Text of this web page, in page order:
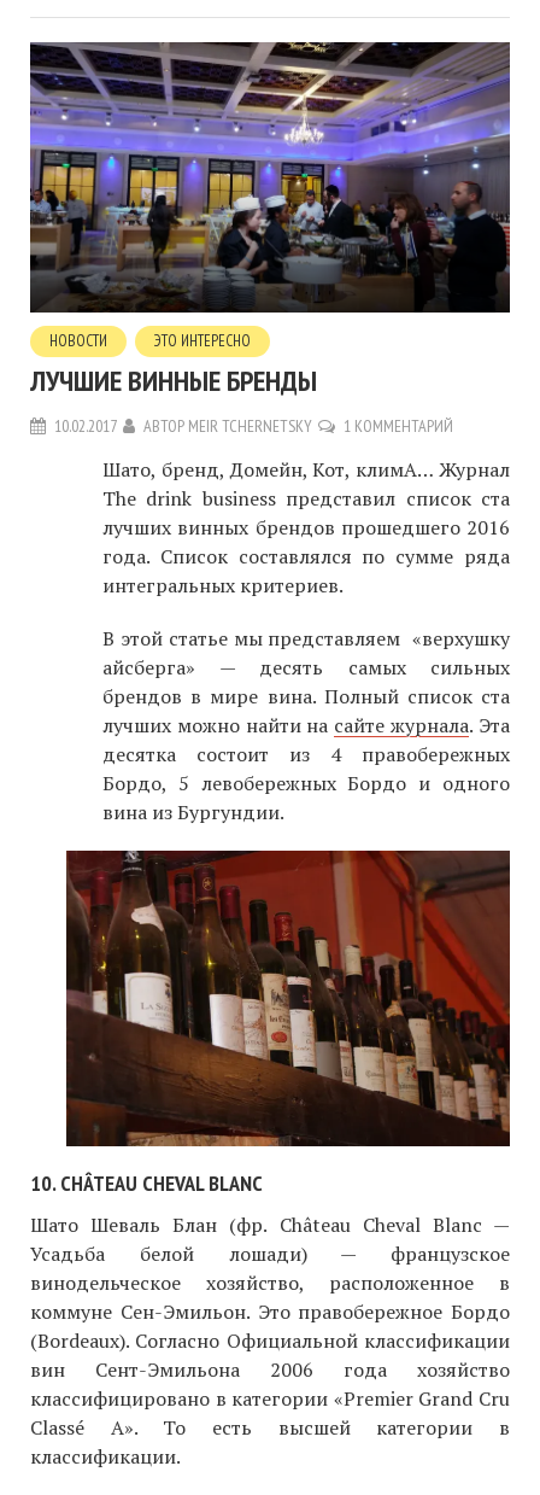
НОВОСТИ ЭТО ИНТЕРЕСНО
ЛУЧШИЕ ВИННЫЕ БРЕНДЫ
10.02.2017 АВТОР MEIR TCHERNETSKY 1 КОММЕНТАРИЙ
Шато, бренд, Домейн, Кот, климА… Журнал
The drink business представил список ста
лучших винных брендов прошедшего 2016
года. Список составлялся по сумме ряда
интегральных критериев.
В этой статье мы представляем «верхушку
айсберга» — десять самых сильных
брендов в мире вина. Полный список ста
лучших можно найти на сайте журнала. Эта
десятка состоит из 4 правобережных
Бордо, 5 левобережных Бордо и одного
вина из Бургундии.
10. CHÂTEAU CHEVAL BLANC
Шато Шеваль Блан (фр. Château Cheval Blanc —
Усадьба белой лошади) — французское
винодельческое хозяйство, расположенное в
коммуне Сен-Эмильон. Это правобережное Бордо
(Bordeaux). Согласно Официальной классификации
вин Сент-Эмильона 2006 года хозяйство
классифицировано в категории «Premier Grand Cru
Classé A». То есть высшей категории в
классификации.